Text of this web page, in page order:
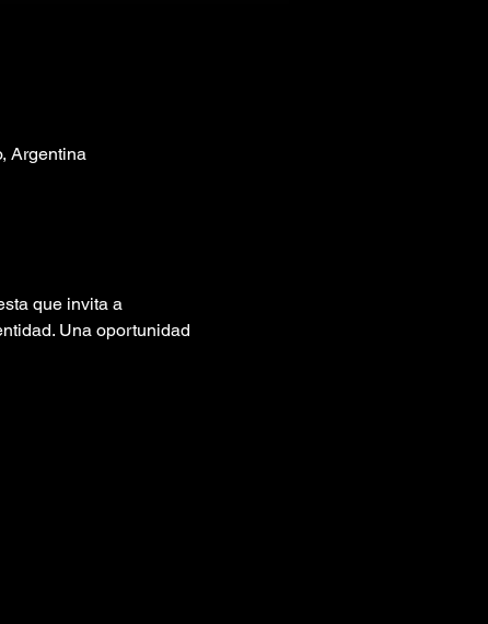
Argentina
que invita a
Una oportunidad